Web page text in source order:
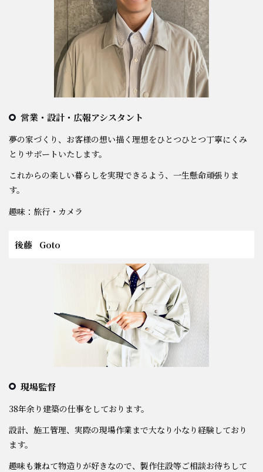
営業・設計・広報アシスタント
夢の家づくり、お客様の想い描く理想をひとつひとつ丁寧にくみ
とりサポートいたします。
これからの楽しい暮らしを実現できるよう、一生懸命頑張りま
す。
趣味：旅行・カメラ
後藤 Goto
現場監督
38年余り建築の仕事をしております。
設計、施工管理、実際の現場作業まで大なり小なり経験しており
ます。
趣味も兼ねて物造りが好きなので、製作住設等ご相談お待ちして